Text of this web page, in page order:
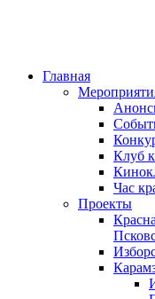
Главная
Клуб
Час
Проекты